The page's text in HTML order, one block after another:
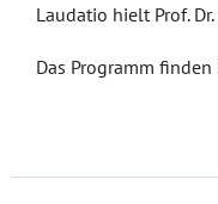
Laudatio hielt Prof.
Das Programm finden